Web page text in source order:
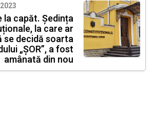
la capăt. Ședința
la care ar
se decidă soarta
„ȘOR”, a fost
amânată din nou